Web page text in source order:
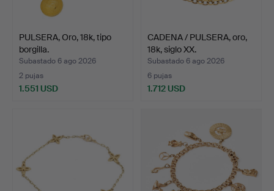
PULSERA, Oro, 18k, tipo
borgilla.
Subastado 6 ago 2026
2 pujas
1.551 USD
CADENA / PULSERA, oro,
18k, siglo XX.
Subastado 6 ago 2026
6 pujas
1.712 USD